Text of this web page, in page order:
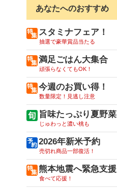
あなたへのおすすめ
スタミナフェア！
抽選で豪華賞品当たる
満足ごはん大集合
頑張らなくてもOK！
今週のお買い得！
数量限定！見逃し注意
旨味たっぷり夏野菜
じゅわっと濃い桃も
2026年新米予約
売切れ商品一部復活！
熊本地震へ緊急支援
食べて応援！